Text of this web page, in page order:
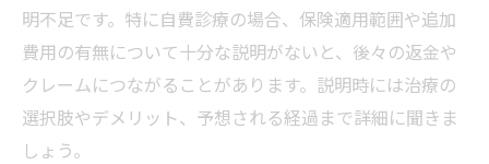
明不足です。特に自費診療の場合、保険適用範囲や追加
費用の有無について十分な説明がないと、後々の返金や
クレームにつながることがあります。説明時には治療の
選択肢やデメリット、予想される経過まで詳細に聞きま
しょう。